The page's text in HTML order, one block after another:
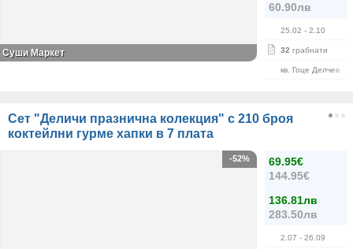
60.90лв
25.02 - 2.10
32 грабнати
кв. Гоце Делчев
Суши Маркет
Сет "Деличи празнична колекция" с 210 броя
коктейлни гурме хапки в 7 плата
69.95€
144.95€
136.81лв
283.50лв
2.07 - 26.09
-52%